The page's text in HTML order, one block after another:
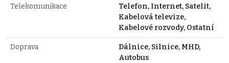
Telekomunikace
Telefon, Internet, Satelit,
Kabelová televize,
Kabelové rozvody, Ostatní
Doprava
Dálnice, Silnice, MHD,
Autobus